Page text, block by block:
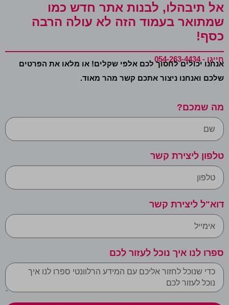
אל תיבהלו, לבנות אתר חדש כמו
שמתואר בעמוד הזה לא עולה הרבה
כסף!
חייגו - 054-263-4434
אנחנו יכולים לחסוך לכם אלפי שקלים! או מלאו את הפרטים
שלכם ואנחנו ניצור אתכם קשר מהר מאוד.
מה שמכם?
טלפון ליצירת קשר
דוא"ל ליצירת קשר
ספרו לנו איך נוכל לעזור לכם